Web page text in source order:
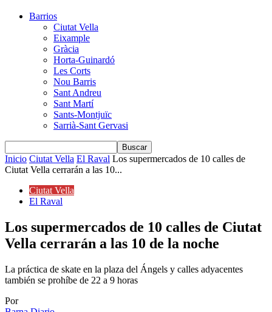
Barrios
Ciutat Vella
Eixample
Gràcia
Horta-Guinardó
Les Corts
Nou Barris
Sant Andreu
Sant Martí
Sants-Montjuïc
Sarrià-Sant Gervasi
Inicio Ciutat Vella El Raval Los supermercados de 10 calles de
Ciutat Vella cerrarán a las 10...
Ciutat Vella
El Raval
Los supermercados de 10 calles de Ciutat
Vella cerrarán a las 10 de la noche
La práctica de skate en la plaza del Ángels y calles adyacentes
también se prohíbe de 22 a 9 horas
Por